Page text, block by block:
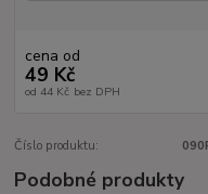
cena od
49 Kč
od 44 Kč bez DPH
Číslo produktu:
Podobné produkty